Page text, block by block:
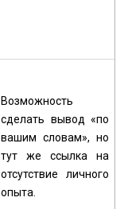
Возможность
сделать вывод «по
вашим словам», но
тут же ссылка на
отсутствие личного
опыта.